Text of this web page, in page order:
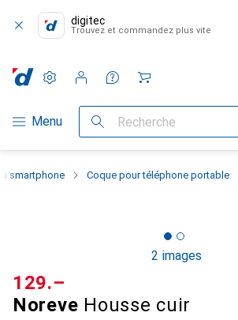
digitec
Trouvez et commandez plus vite
Navigation par catégorie
Menu Recherche
Paramètres
Compte client
Listes de comparaison
Listes d'envies
Panier
smartphone Coque pour téléphone portable
2 images
Noreve Housse cuir
CHF
129.–